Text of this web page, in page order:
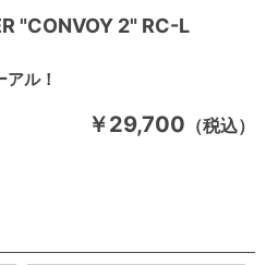
"CONVOY 2" RC-L
ル！
￥29,700 （税込）